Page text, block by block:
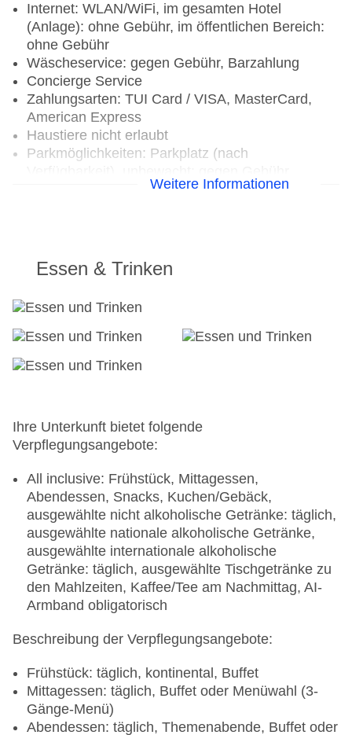
Internet: WLAN/WiFi, im gesamten Hotel
(Anlage): ohne Gebühr, im öffentlichen Bereich:
ohne Gebühr
Wäscheservice: gegen Gebühr, Barzahlung
Concierge Service
Zahlungsarten: TUI Card / VISA, MasterCard,
American Express
Haustiere nicht erlaubt
Parkmöglichkeiten: Parkplatz (nach
Tagungseinrichtungen: Konferenzräume: 1,
Weitere Informationen
Essen & Trinken
Ihre Unterkunft bietet folgende
Verpflegungsangebote:
All inclusive: Frühstück, Mittagessen,
Abendessen, Snacks, Kuchen/Gebäck,
ausgewählte nicht alkoholische Getränke: täglich,
ausgewählte nationale alkoholische Getränke,
ausgewählte internationale alkoholische
Getränke: täglich, ausgewählte Tischgetränke zu
den Mahlzeiten, Kaffee/Tee am Nachmittag, AI-
Armband obligatorisch
Beschreibung der Verpflegungsangebote:
Frühstück: täglich, kontinental, Buffet
Mittagessen: täglich, Buffet oder Menüwahl (3-
Gänge-Menü)
Abendessen: täglich, Themenabende, Buffet oder